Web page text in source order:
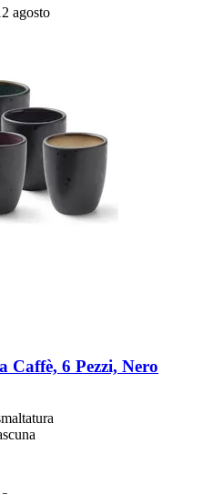
agosto
Caffè, 6 Pezzi, Nero